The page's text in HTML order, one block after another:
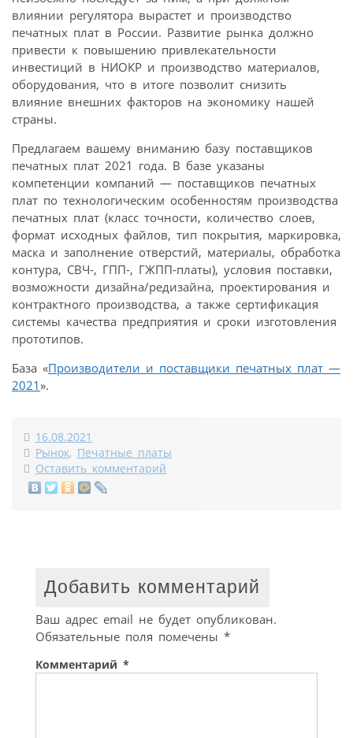
влиянии регулятора вырастет и производство
печатных плат в России. Развитие рынка должно
привести к повышению привлекательности
инвестиций в НИОКР и производство материалов,
оборудования, что в итоге позволит снизить
влияние внешних факторов на экономику нашей
страны.
Предлагаем вашему вниманию базу поставщиков
печатных плат 2021 года. В базе указаны
компетенции компаний — поставщиков печатных
плат по технологическим особенностям производства
печатных плат (класс точности, количество слоев,
формат исходных файлов, тип покрытия, маркировка,
маска и заполнение отверстий, материалы, обработка
контура, СВЧ-, ГПП-, ГЖПП-платы), условия поставки,
возможности дизайна/редизайна, проектирования и
контрактного производства, а также сертификация
системы качества предприятия и сроки изготовления
прототипов.
База «Производители и поставщики печатных плат —
2021».
16.08.2021
Рынок, Печатные платы
Оставить комментарий
Добавить комментарий
Ваш адрес email не будет опубликован.
Обязательные поля помечены *
Комментарий *